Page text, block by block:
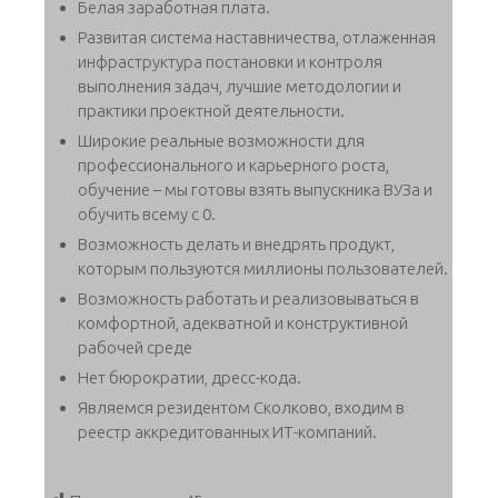
Белая заработная плата.
Развитая система наставничества, отлаженная
инфраструктура постановки и контроля
выполнения задач, лучшие методологии и
практики проектной деятельности.
Широкие реальные возможности для
профессионального и карьерного роста,
обучение – мы готовы взять выпускника ВУЗа и
обучить всему с 0.
Возможность делать и внедрять продукт,
которым пользуются миллионы пользователей.
Возможность работать и реализовываться в
комфортной, адекватной и конструктивной
рабочей среде
Нет бюрократии, дресс-кода.
Являемся резидентом Сколково, входим в
реестр аккредитованных ИТ-компаний.